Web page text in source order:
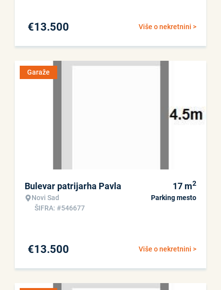
Više o nekretnini >
€13.500
Garaže
Bulevar patrijarha Pavla
Novi Sad
ŠIFRA: #546677
17 m2
Parking mesto
Više o nekretnini >
€13.500